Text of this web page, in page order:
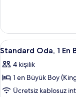
için
tüm
fotoğrafları
görün
Büyük
(King)
Boy
hakkında
daha
fazla
detay
Standard
Oda,
1
En
Büyük
5
Standard Oda, 1 En
4 kişilik
1 en Büyük Boy
Ücretsiz kablosuz